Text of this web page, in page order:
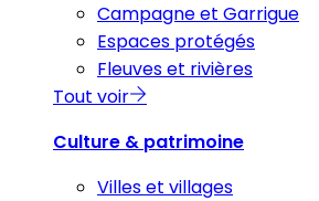
Campagne et Garrigue
Espaces protégés
Fleuves et rivières
Tout voir
Culture & patrimoine
Villes et villages